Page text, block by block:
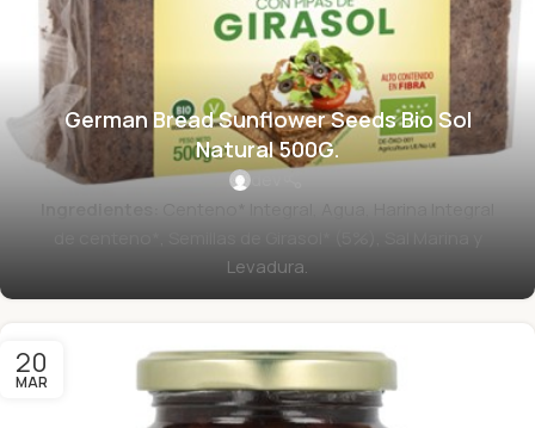
German Bread Sunflower Seeds Bio Sol
Natural 500G.
dev
Levadura.
20
MAR